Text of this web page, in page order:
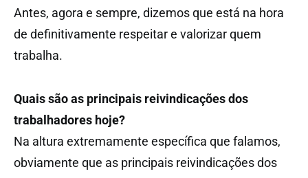
Antes, agora e sempre, dizemos que está na hora
de definitivamente respeitar e valorizar quem
trabalha.
Quais são as principais reivindicações dos
trabalhadores hoje?
Na altura extremamente específica que falamos,
obviamente que as principais reivindicações dos